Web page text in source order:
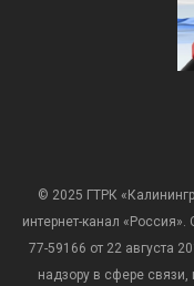
© 2025 ГТРК
интернет-канал
77-59166 от 22 августа
надзору в сфере